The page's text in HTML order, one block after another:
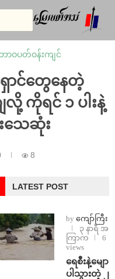
ာဝပတ်ဝန်းကျင်
ောင်တွေနေတဲ့
လို့ ကိုရင် ၁ ပါးနဲ့
သေဆုံး
8
LATEST POST
by ကျော်ကြီး
၃ နာရီ အ
ကြာက
6
views
ရေစီးနဲ့မျော
ပါသွားတဲ့ ၂